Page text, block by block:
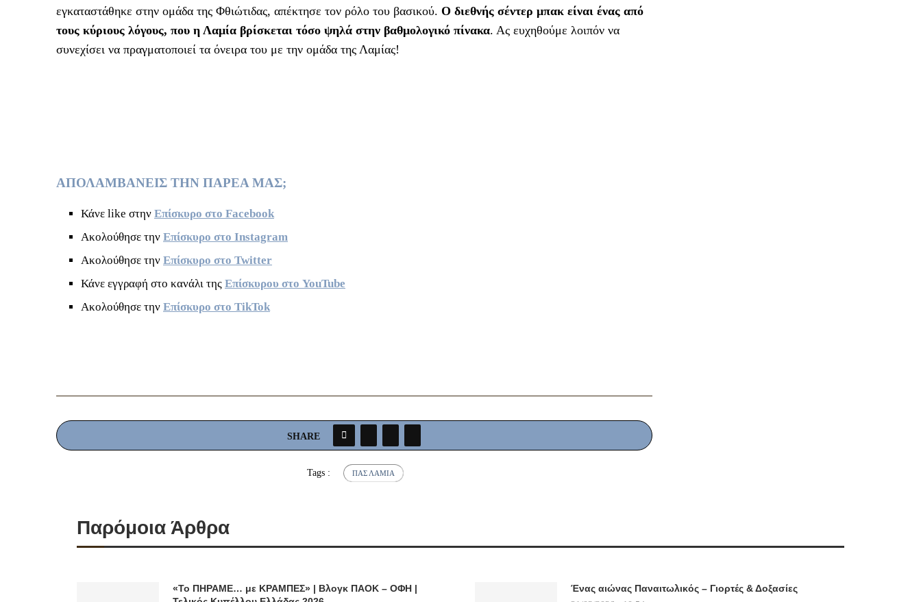
εγκαταστάθηκε στην ομάδα της Φθιώτιδας, απέκτησε τον ρόλο του βασικού. Ο διεθνής σέντερ μπακ είναι ένας από
τους κύριους λόγους, που η Λαμία βρίσκεται τόσο ψηλά στην βαθμολογικό πίνακα. Ας ευχηθούμε λοιπόν να
συνεχίσει να πραγματοποιεί τα όνειρα του με την ομάδα της Λαμίας!
ΑΠΟΛΑΜΒΑΝΕΙΣ ΤΗΝ ΠΑΡΕΑ ΜΑΣ;
Κάνε like στην Επίσκυρο στο Facebook
Ακολούθησε την Επίσκυρο στο Instagram
Ακολούθησε την Επίσκυρο στο Twitter
Κάνε εγγραφή στο κανάλι της Επίσκυρου στο YouTube
Ακολούθησε την Επίσκυρο στο TikTok
SHARE
Tags : ΠΑΣ ΛΑΜΊΑ
Παρόμοια Άρθρα
«Το ΠΗΡΑΜΕ… με ΚΡΑΜΠΕΣ» | Βλογκ ΠΑΟΚ – ΟΦΗ |
Ένας αιώνας Παναιτωλικός – Γιορτές & Δοξασίες